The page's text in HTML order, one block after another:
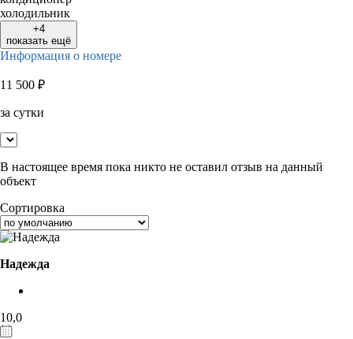
холодильник
+4
показать ещё
Информация о номере
11 500 ₽
за сутки
В настоящее время пока никто не оставил отзыв на данный
объект
Сортировка
Надежда
10,0